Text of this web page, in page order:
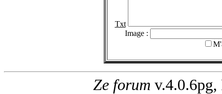
Txt
Image :
Ze forum